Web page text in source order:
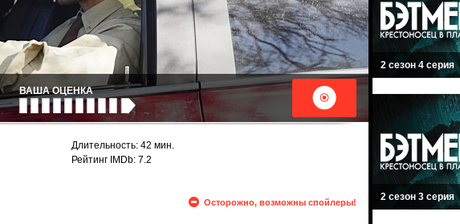
ВАША ОЦЕНКА
Длительность: 42 мин.
Рейтинг IMDb: 7.2
Осторожно, возможны спойлеры!
2 сезон 4 серия
2 сезон 3 серия